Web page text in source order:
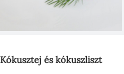
Kókusztej és kókuszliszt